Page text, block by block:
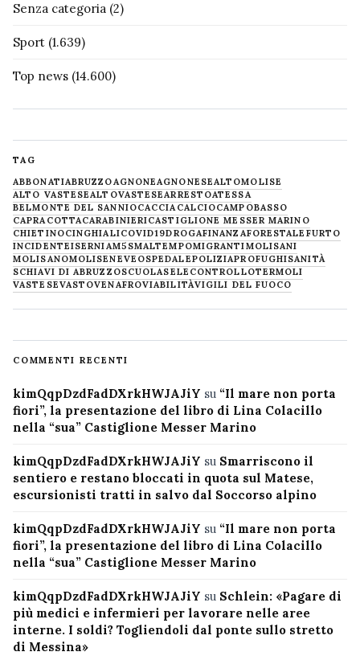
Senza categoria (2)
Sport (1.639)
Top news (14.600)
TAG
ABBONATIABRUZZOAGNONEAGNONESEALTOMOLISE
ALTO VASTESEALTOVASTESEARRESTOATESSA
BELMONTE DEL SANNIOCACCIACALCIOCAMPOBASSO
CAPRACOTTACARABINIERICASTIGLIONE MESSER MARINO
CHIETINOCINGHIALICOVID19DROGAFINANZAFORESTALE FURTO
INCIDENTEISERNIAM5SMALTEMPOMIGRANTIMOLISANI
MOLISANOMOLISENEVE OSPEDALEPOLIZIAPROFUGHISANITÀ
SCHIAVI DI ABRUZZOSCUOLASELECONTROLLOTERMOLI
VASTESEVASTOVENAFROVIABILITÀVIGILI DEL FUOCO
COMMENTI RECENTI
kimQqpDzdFadDXrkHWJAJiY su “Il mare non porta
fiori”, la presentazione del libro di Lina Colacillo
nella “sua” Castiglione Messer Marino
kimQqpDzdFadDXrkHWJAJiY su Smarriscono il
sentiero e restano bloccati in quota sul Matese,
escursionisti tratti in salvo dal Soccorso alpino
kimQqpDzdFadDXrkHWJAJiY su “Il mare non porta
fiori”, la presentazione del libro di Lina Colacillo
nella “sua” Castiglione Messer Marino
kimQqpDzdFadDXrkHWJAJiY su Schlein: «Pagare di
più medici e infermieri per lavorare nelle aree
interne. I soldi? Togliendoli dal ponte sullo stretto
di Messina»